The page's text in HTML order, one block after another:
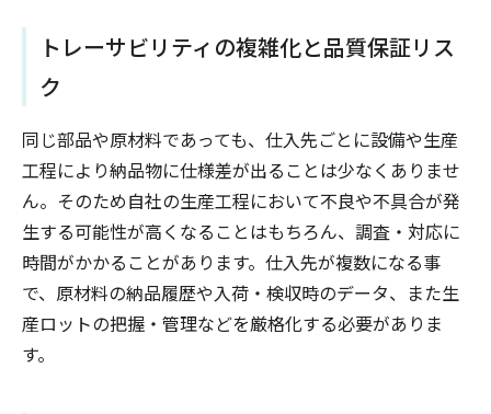
トレーサビリティの複雑化と品質保証リス
ク
同じ部品や原材料であっても、仕入先ごとに設備や生産
工程により納品物に仕様差が出ることは少なくありませ
ん。そのため自社の生産工程において不良や不具合が発
生する可能性が高くなることはもちろん、調査・対応に
時間がかかることがあります。仕入先が複数になる事
で、原材料の納品履歴や入荷・検収時のデータ、また生
産ロットの把握・管理などを厳格化する必要がありま
す。